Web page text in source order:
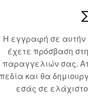
Η εγγραφή σε αυτήν
έχετε πρόσβαση
παραγγελιών σας.
πεδία και θα
εσάς σε